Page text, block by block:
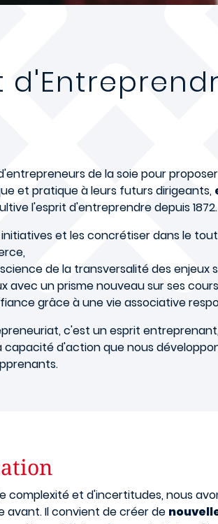
de la soie pour
et pratique à leurs futurs dirigeants,
l'esprit d'entreprendre depuis 1872.
et les concrétiser dans le
de la transversalité des enjeux
avec un prisme nouveau sur ses
grâce à une vie associative
c'est un esprit
d'action que nous
complexité et d'incertitudes, nous
avant. Il convient de créer de